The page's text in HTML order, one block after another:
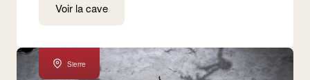
Voir la cave
Sierre